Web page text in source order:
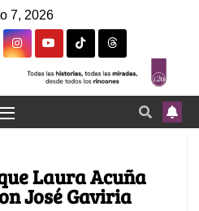
7, 2026
Laura Acuña
José Gaviria